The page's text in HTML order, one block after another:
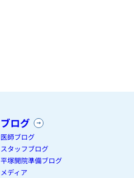
ブログ
医師ブログ
スタッフブログ
平塚開院準備ブログ
メディア